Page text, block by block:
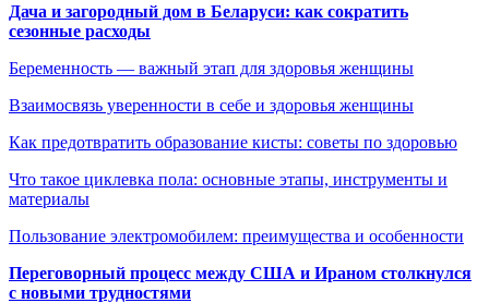
Дача и загородный дом в Беларуси: как сократить
сезонные расходы
Беременность — важный этап для здоровья женщины
Взаимосвязь уверенности в себе и здоровья женщины
Как предотвратить образование кисты: советы по здоровью
Что такое циклевка пола: основные этапы, инструменты и
материалы
Пользование электромобилем: преимущества и особенности
Переговорный процесс между США и Ираном столкнулся
с новыми трудностями